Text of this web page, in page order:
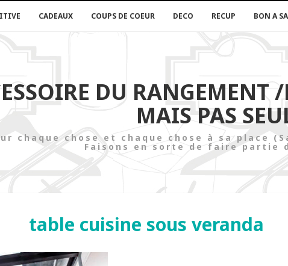
CADEAUX COUPS DE COEUR DECO RECUP BON A
DU
MAIS PAS
chaque chose et chaque chose à sa
Faisons en sorte de faire partie
table cuisine sous veranda